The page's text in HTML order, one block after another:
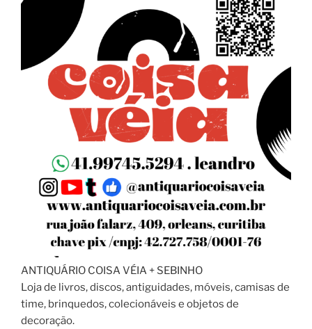
ANTIQUÁRIO COISA VÉIA + SEBINHO
Loja de livros, discos, antiguidades, móveis, camisas de
time, brinquedos, colecionáveis e objetos de
decoração.